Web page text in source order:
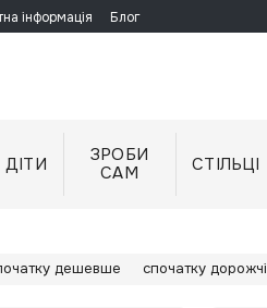
інформація Блог
ДІТИ
ЗРОБИ
САМ
СТІЛЬЦІ
дешевше спочатку дорожчі